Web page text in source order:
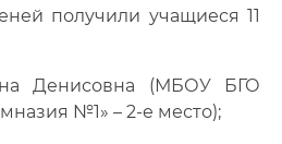
получили учащиеся 11
Денисовна (МБОУ БГО
№1» – 2-е место);